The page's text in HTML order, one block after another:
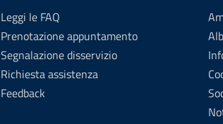
Leggi le FAQ
Prenotazione appuntamento
Segnalazione disservizio
Richiesta assistenza
Feedback